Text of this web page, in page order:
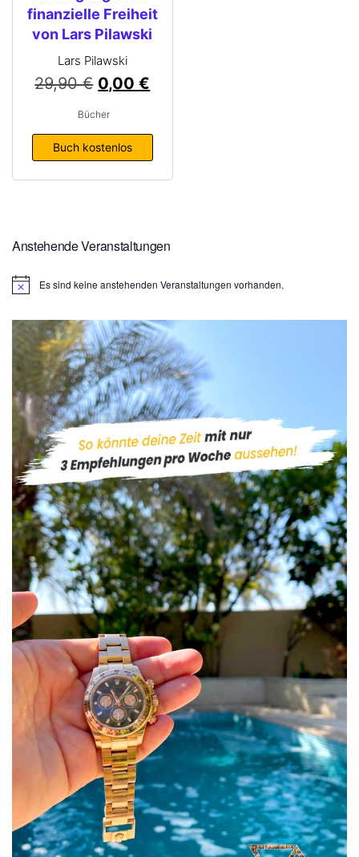
finanzielle Freiheit
von Lars Pilawski
Lars Pilawski
29,90€ 0,00€
Bücher
Buch kostenlos
Anstehende Veranstaltungen
H
w
Es sind keine anstehenden Veranstaltungen vorhanden.